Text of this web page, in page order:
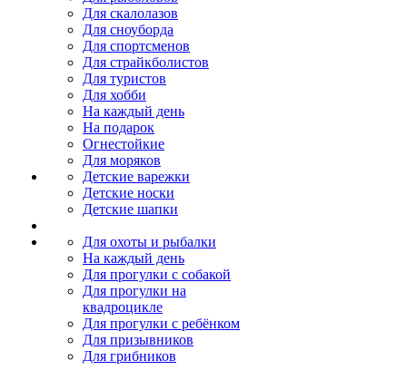
Для скалолазов
Для сноуборда
Для спортсменов
Для страйкболистов
Для туристов
Для хобби
На каждый день
На подарок
Огнестойкие
Для моряков
Детские варежки
Детские носки
Детские шапки
Для охоты и рыбалки
На каждый день
Для прогулки с собакой
Для прогулки на
квадроцикле
Для прогулки с ребёнком
Для призывников
Для грибников